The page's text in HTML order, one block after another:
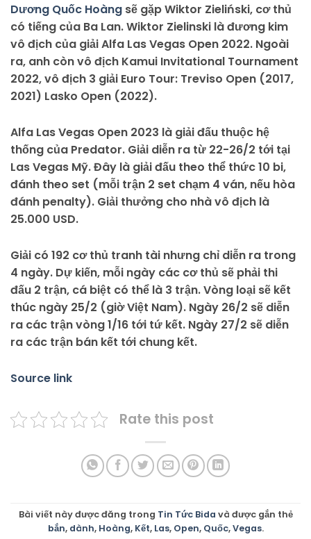
Dương Quốc Hoàng sẽ gặp Wiktor Zieliński, cơ thủ
có tiếng của Ba Lan. Wiktor Zielinski là đương kim
vô địch của giải Alfa Las Vegas Open 2022. Ngoài
ra, anh còn vô địch Kamui Invitational Tournament
2022, vô địch 3 giải Euro Tour: Treviso Open (2017,
2021) Lasko Open (2022).
Alfa Las Vegas Open 2023 là giải đấu thuộc hệ
thống của Predator. Giải diễn ra từ 22-26/2 tới tại
Las Vegas Mỹ. Đây là giải đấu theo thể thức 10 bi,
đánh theo set (mỗi trận 2 set chạm 4 ván, nếu hòa
đánh penalty). Giải thưởng cho nhà vô địch là
25.000 USD.
Giải có 192 cơ thủ tranh tài nhưng chỉ diễn ra trong
4 ngày. Dự kiến, mỗi ngày các cơ thủ sẽ phải thi
đấu 2 trận, cá biệt có thể là 3 trận. Vòng loại sẽ kết
thúc ngày 25/2 (giờ Việt Nam). Ngày 26/2 sẽ diễn
ra các trận vòng 1/16 tới tứ kết. Ngày 27/2 sẽ diễn
ra các trận bán kết tới chung kết.
Source link
Rate this post
Bài viết này được đăng trong Tin Tức Bida và được gắn thẻ
bắn, dành, Hoàng, Kết, Las, Open, Quốc,Vegas.